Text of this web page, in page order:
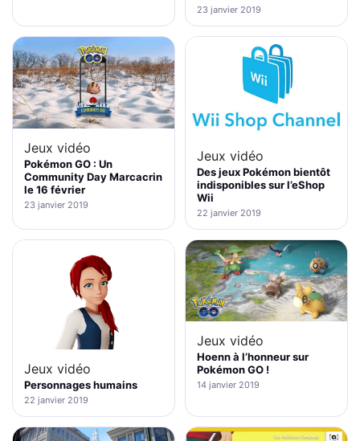
23 janvier 2019
Jeux vidéo
Pokémon GO : Un
Community Day Marcacrin
le 16 février
23 janvier 2019
Jeux vidéo
Des jeux Pokémon bientôt
indisponibles sur l’eShop
Wii
22 janvier 2019
Jeux vidéo
Personnages humains
22 janvier 2019
Jeux vidéo
Hoenn à l’honneur sur
Pokémon GO !
14 janvier 2019